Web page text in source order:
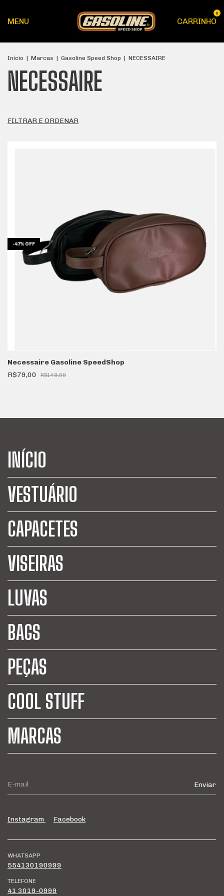
MENU CARRINHO
0
Início | Marcas | Gasoline Speed Shop | NECESSAIRE
NECESSAIRE
FILTRAR E ORDENAR
-47% OFF
Necessaire Gasoline SpeedShop
R$79,00
R$149,00
INÍCIO
VESTUÁRIO
CAPACETES
VISEIRAS
LUVAS
BAGS
PEÇAS
COOL STUFF
MARCAS
Instagram Facebook
WHATSAPP
554130190999
TELEFONE
41 3019-0999